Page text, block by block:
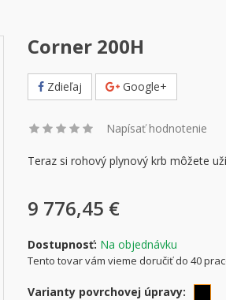
Corner 200H
Zdieľaj Google+
Napísať hodnotenie
Teraz si rohový plynový krb môžete
9 776,45 €
Dostupnosť: Na objednávku
Tento tovar vám vieme doručiť do 40
Varianty povrchovej úpravy: